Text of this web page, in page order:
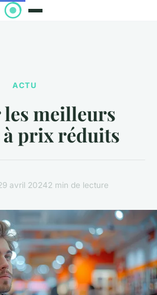
ACTU
les meilleurs
prix réduits
avril 20242 min de lecture